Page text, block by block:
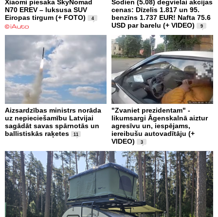
Xiaomi piesaka SkyNomad
N70 EREV – luksusa SUV
Eiropas tirgum (+ FOTO)
4
Šodien (5.08) degvielai akcijas
cenas: Dīzelis 1.817 un 95.
benzīns 1.737 EUR! Nafta 75.6
USD par barelu (+ VIDEO)
9
Aizsardzības ministrs norāda
uz nepieciešamību Latvijai
sagādāt savas spārnotās un
ballistiskās raķetes
11
"Zvaniet prezidentam" -
likumsargi Āgenskalnā aiztur
agresīvu un, iespējams,
iereibušu autovadītāju (+
VIDEO)
3